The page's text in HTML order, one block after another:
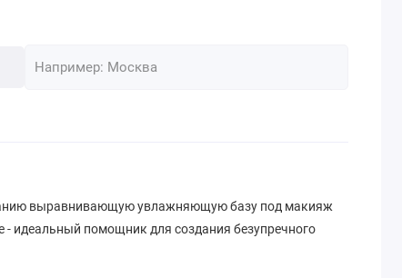
выравнивающую увлажняющую базу под макияж
- идеальный помощник для создания безупречного